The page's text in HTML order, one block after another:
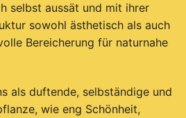
selbst aussät und mit ihrer
sowohl ästhetisch als auch
Bereicherung für naturnahe
als duftende, selbständige und
wie eng Schönheit,